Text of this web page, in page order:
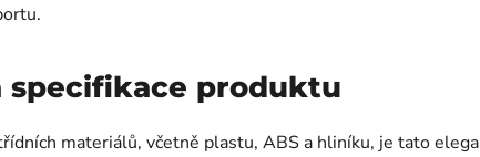
specifikace produktu
materiálů, včetně plastu, ABS a hliníku, je tato